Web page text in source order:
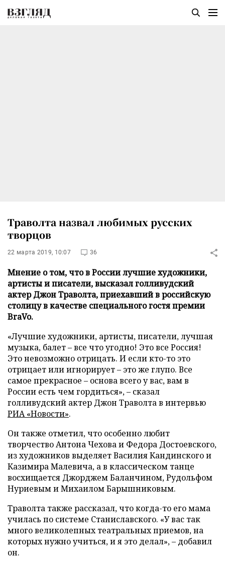
Траволта назвал любимых русских
творцов
22 марта 2019, 10:07 36
Мнение о том, что в России лучшие художники,
артисты и писатели, высказал голливудский
актер Джон Траволта, приехавший в российскую
столицу в качестве специального гостя премии
BraVo.
«Лучшие художники, артисты, писатели, лучшая
музыка, балет – все что угодно! Это все Россия!
Это невозможно отрицать. И если кто-то это
отрицает или игнорирует – это же глупо. Все
самое прекрасное – основа всего у вас, вам в
России есть чем гордиться», – сказал
голливудский актер Джон Траволта в интервью
РИА «Новости».
Он также отметил, что особенно любит
творчество Антона Чехова и Федора Достоевского,
из художников выделяет Василия Кандинского и
Казимира Малевича, а в классическом танце
восхищается Джорджем Баланчином, Рудольфом
Нуриевым и Михаилом Барышниковым.
Траволта также рассказал, что когда-то его мама
училась по системе Станиславского. «У вас так
много великолепных театральных приемов, на
которых нужно учиться, и я это делал», – добавил
он.